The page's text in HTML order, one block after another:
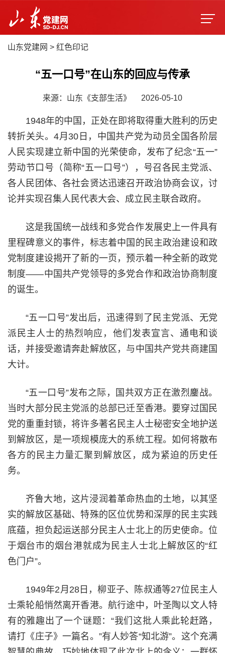
山东党建网 > 红色印记
“五一口号”在山东的回应与传承
来源：山东《支部生活》 2026-05-10
1948年的中国，正处在即将取得重大胜利的历史
转折关头。4月30日，中国共产党为动员全国各阶层
人民实现建立新中国的光荣使命，发布了纪念“五一”
劳动节口号（简称“五一口号”），号召各民主党派、
各人民团体、各社会贤达迅速召开政治协商会议，讨
论并实现召集人民代表大会、成立民主联合政府。
这是我国统一战线和多党合作发展史上一件具有
里程碑意义的事件，标志着中国的民主政治建设和政
党制度建设揭开了新的一页，预示着一种全新的政党
制度——中国共产党领导的多党合作和政治协商制度
的诞生。
“五一口号”发出后，迅速得到了民主党派、无党
派民主人士的热烈响应，他们发表宣言、通电和谈
话，并接受邀请奔赴解放区，与中国共产党共商建国
大计。
“五一口号”发布之际，国共双方正在激烈鏖战。
当时大部分民主党派的总部已迁至香港。要穿过国民
党的重重封锁，将许多著名民主人士秘密安全地护送
到解放区，是一项规模庞大的系统工程。如何将散布
各方的民主力量汇聚到解放区，成为紧迫的历史任
务。
齐鲁大地，这片浸润着革命热血的土地，以其坚
实的解放区基础、特殊的区位优势和深厚的民主实践
底蕴，担负起运送部分民主人士北上的历史使命。位
于烟台市的烟台港就成为民主人士北上解放区的“红
色门户”。
1949年2月28日，柳亚子、陈叔通等27位民主人
士乘轮船悄然离开香港。航行途中，叶圣陶以文人特
有的雅趣出了一个谜题：“我们这批人乘此轮赶路，
请打《庄子》一篇名。”有人妙答“知北游”。这个充满